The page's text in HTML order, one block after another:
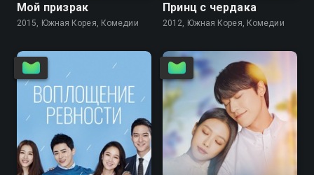
Мой призрак
2015, Южная Корея, Комедии
Принц с чердака
2012, Южная Корея, Комедии